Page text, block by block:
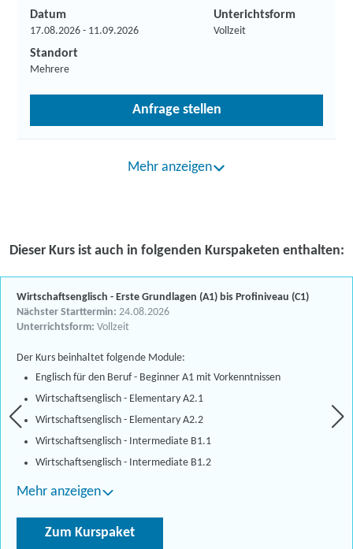
Datum
17.08.2026 - 11.09.2026
Unterichtsform
Vollzeit
Standort
Mehrere
Anfrage stellen
Mehr anzeigen
Dieser Kurs ist auch in folgenden Kurspaketen enthalten:
Wirtschaftsenglisch - Erste Grundlagen (A1) bis Profiniveau (C1)
Nächster Starttermin: 24.08.2026
Unterrichtsform: Vollzeit
Der Kurs beinhaltet folgende Module:
Englisch für den Beruf - Beginner A1 mit Vorkenntnissen
Wirtschaftsenglisch - Elementary A2.1
Wirtschaftsenglisch - Elementary A2.2
Wirtschaftsenglisch - Intermediate B1.1
Wirtschaftsenglisch - Intermediate B1.2
Mehr anzeigen
Zum Kurspaket